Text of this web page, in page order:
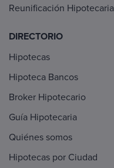
Reunificación Hipotecaria
DIRECTORIO
Hipotecas
Hipoteca Bancos
Broker Hipotecario
Guía Hipotecaria
Quiénes somos
Hipotecas por Ciudad